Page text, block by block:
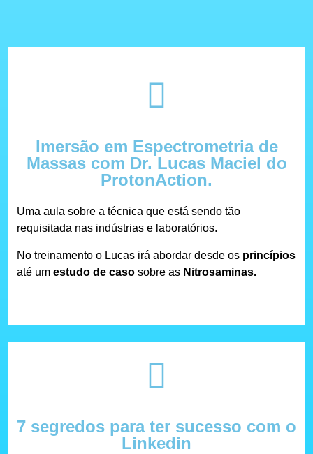
Imersão em Espectrometria de
Massas com Dr. Lucas Maciel do
ProtonAction.
Uma aula sobre a técnica que está sendo tão
requisitada nas indústrias e laboratórios.
No treinamento o Lucas irá abordar desde os princípios
até um estudo de caso sobre as Nitrosaminas.
7 segredos para ter sucesso com o
Linkedin